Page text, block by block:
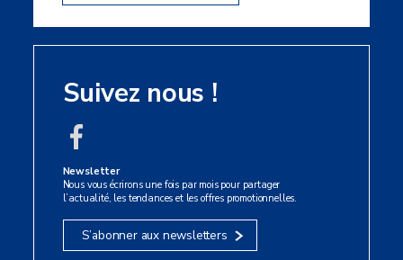
Suivez nous !
Newsletter
Nous vous écrirons une fois par mois pour partager
l’actualité, les tendances et les offres promotionnelles.
S’abonner aux newsletters